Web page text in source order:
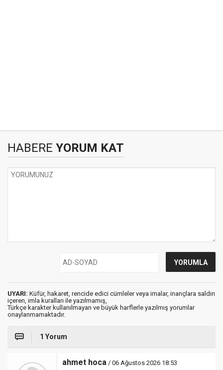
HABERE YORUM KAT
UYARI: Küfür, hakaret, rencide edici cümleler veya imalar, inançlara saldırı
içeren, imla kuralları ile yazılmamış,
Türkçe karakter kullanılmayan ve büyük harflerle yazılmış yorumlar
onaylanmamaktadır.
1 Yorum
ahmet hoca / 06 Ağustos 2026 18:53